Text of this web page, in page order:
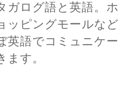
ガログ語と英語。ホ
ッピングモールなど
英語でコミュニケー
す。